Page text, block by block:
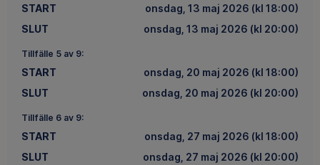
START
onsdag, 13 maj 2026 (kl 18:00)
SLUT
onsdag, 13 maj 2026 (kl 20:00)
Tillfälle 5 av 9:
START
onsdag, 20 maj 2026 (kl 18:00)
SLUT
onsdag, 20 maj 2026 (kl 20:00)
Tillfälle 6 av 9:
START
onsdag, 27 maj 2026 (kl 18:00)
SLUT
onsdag, 27 maj 2026 (kl 20:00)